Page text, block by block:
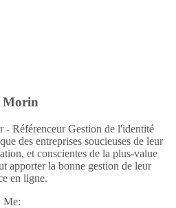
Morin
- Référenceur Gestion de l'identité
des entreprises soucieuses de leur
et conscientes de la plus-value
apporter la bonne gestion de leur
en ligne.
Me: